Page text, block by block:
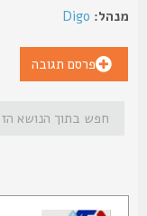
Digo
פרסם תגובה